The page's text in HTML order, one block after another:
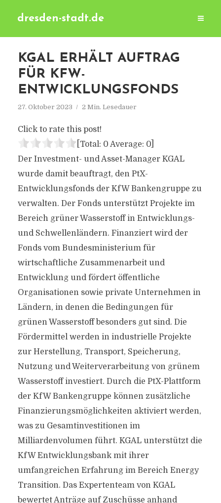
dresden-stadt.de
KGAL ERHÄLT AUFTRAG
FÜR KFW-
ENTWICKLUNGSFONDS
27. Oktober 2023 2 Min. Lesedauer
Click to rate this post!
[Total: 0 Average: 0]
Der Investment- und Asset-Manager KGAL
wurde damit beauftragt, den PtX-
Entwicklungsfonds der KfW Bankengruppe zu
verwalten. Der Fonds unterstützt Projekte im
Bereich grüner Wasserstoff in Entwicklungs-
und Schwellenländern. Finanziert wird der
Fonds vom Bundesministerium für
wirtschaftliche Zusammenarbeit und
Entwicklung und fördert öffentliche
Organisationen sowie private Unternehmen in
Ländern, in denen die Bedingungen für
grünen Wasserstoff besonders gut sind. Die
Fördermittel werden in industrielle Projekte
zur Herstellung, Transport, Speicherung,
Nutzung und Weiterverarbeitung von grünem
Wasserstoff investiert. Durch die PtX-Plattform
der KfW Bankengruppe können zusätzliche
Finanzierungsmöglichkeiten aktiviert werden,
was zu Gesamtinvestitionen im
Milliardenvolumen führt. KGAL unterstützt die
KfW Entwicklungsbank mit ihrer
umfangreichen Erfahrung im Bereich Energy
Transition. Das Expertenteam von KGAL
bewertet Anträge auf Zuschüsse anhand